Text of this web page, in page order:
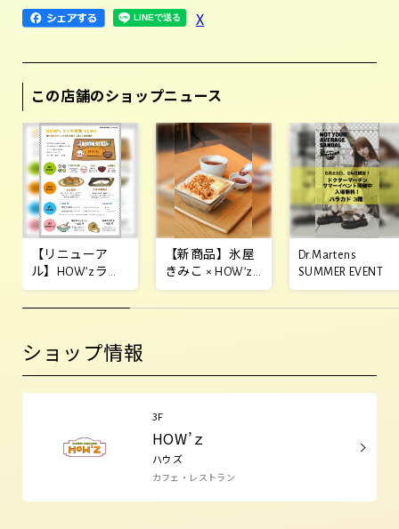
X
この店舗のショップニュース
【リニューア
ル】HOW’zラン
チ定食が新登
場！
【新商品】氷屋
きみこ × HOW’z
コラボレーショ
ンかき氷
Dr.Martens
SUMMER EVENT
ショップ情報
3F
HOW’ｚ
ハウズ
カフェ・レストラン